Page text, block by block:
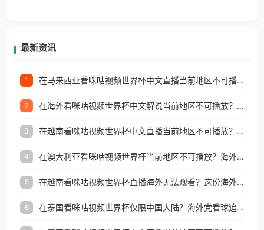
最新资讯
1 在马来西亚看咪咕视频世界杯中文直播当前地区不可播放？这篇指南帮你搞定海外看球难题
2 在海外看咪咕视频世界杯中文解说当前地区不可播放？这篇指南帮你解决所有问题
3 在越南看咪咕视频世界杯中文直播当前地区不可播放？这篇指南帮你解决所有海外观赛难题
4 在澳大利亚看咪咕视频世界杯当前地区不可播放？海外党体育观赛终极指南
5 在越南看咪咕视频世界杯直播海外无法观看？这份海外观赛终极指南帮你搞定
6 在泰国看咪咕视频世界杯仅限中国大陆？海外党看球追剧的终极破局指南